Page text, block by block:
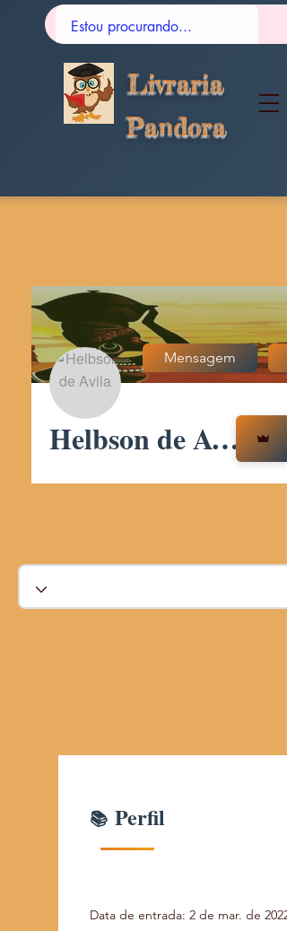
Livraria
Pandora
Mensagem
Helbson de Avila
Perfil
Data de entrada: 2 de mar. de 2022